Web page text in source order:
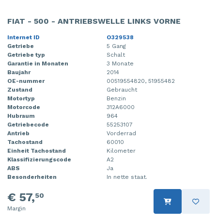
FIAT - 500 - ANTRIEBSWELLE LINKS VORNE
Internet ID
O329538
Getriebe
5 Gang
Getriebe typ
Schalt
Garantie in Monaten
3 Monate
Baujahr
2014
OE-nummer
00519554820, 51955482
Zustand
Gebraucht
Motortyp
Benzin
Motorcode
312A6000
Hubraum
964
Getriebecode
55253107
Antrieb
Vorderrad
Tachostand
60010
Einheit Tachostand
Kilometer
Klassifizierungscode
A2
ABS
Ja
Besonderheiten
In nette staat.
€ 57,50
Margin